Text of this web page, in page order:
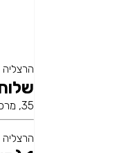
הרצליה
שלוחה 2
35, מרכזים 2001 (כניסה D)
הרצליה